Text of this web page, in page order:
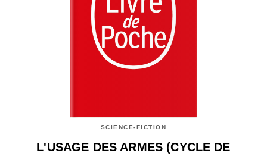
SCIENCE-FICTION
L'USAGE DES ARMES (CYCLE DE